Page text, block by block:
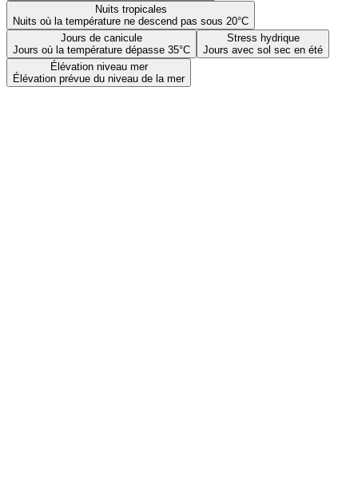
Nuits tropicales
Nuits où la température ne descend pas sous 20°C
Jours de canicule
Jours où la température dépasse 35°C
Stress hydrique
Jours avec sol sec en été
Élévation niveau mer
Élévation prévue du niveau de la mer